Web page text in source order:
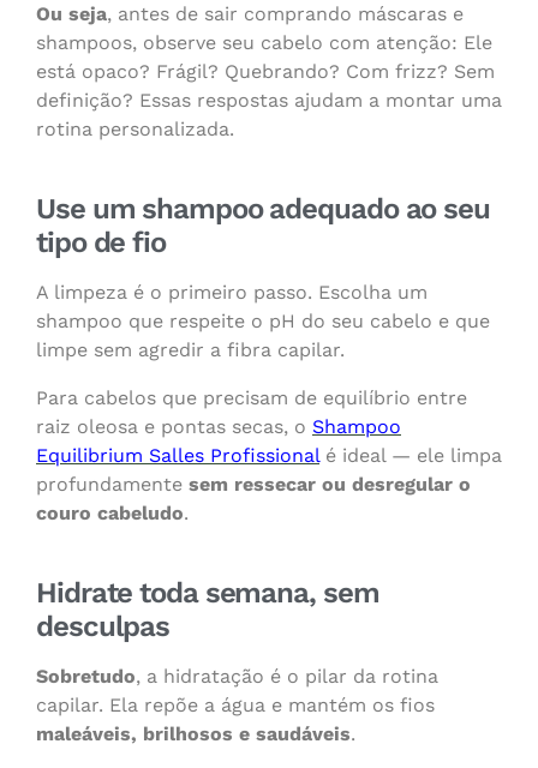
Ou seja, antes de sair comprando máscaras e
shampoos, observe seu cabelo com atenção: Ele
está opaco? Frágil? Quebrando? Com frizz? Sem
definição? Essas respostas ajudam a montar uma
rotina personalizada.
Use um shampoo adequado ao seu
tipo de fio
A limpeza é o primeiro passo. Escolha um
shampoo que respeite o pH do seu cabelo e que
limpe sem agredir a fibra capilar.
Para cabelos que precisam de equilíbrio entre
raiz oleosa e pontas secas, o Shampoo
Equilibrium Salles Profissionalé ideal — ele limpa
profundamente sem ressecar ou desregular o
couro cabeludo.
Hidrate toda semana, sem
desculpas
Sobretudo, a hidratação é o pilar da rotina
capilar. Ela repõe a água e mantém os fios
maleáveis, brilhosos e saudáveis.